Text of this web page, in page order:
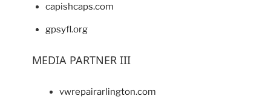
capishcaps.com
gpsyfl.org
MEDIA PARTNER III
vwrepairarlington.com